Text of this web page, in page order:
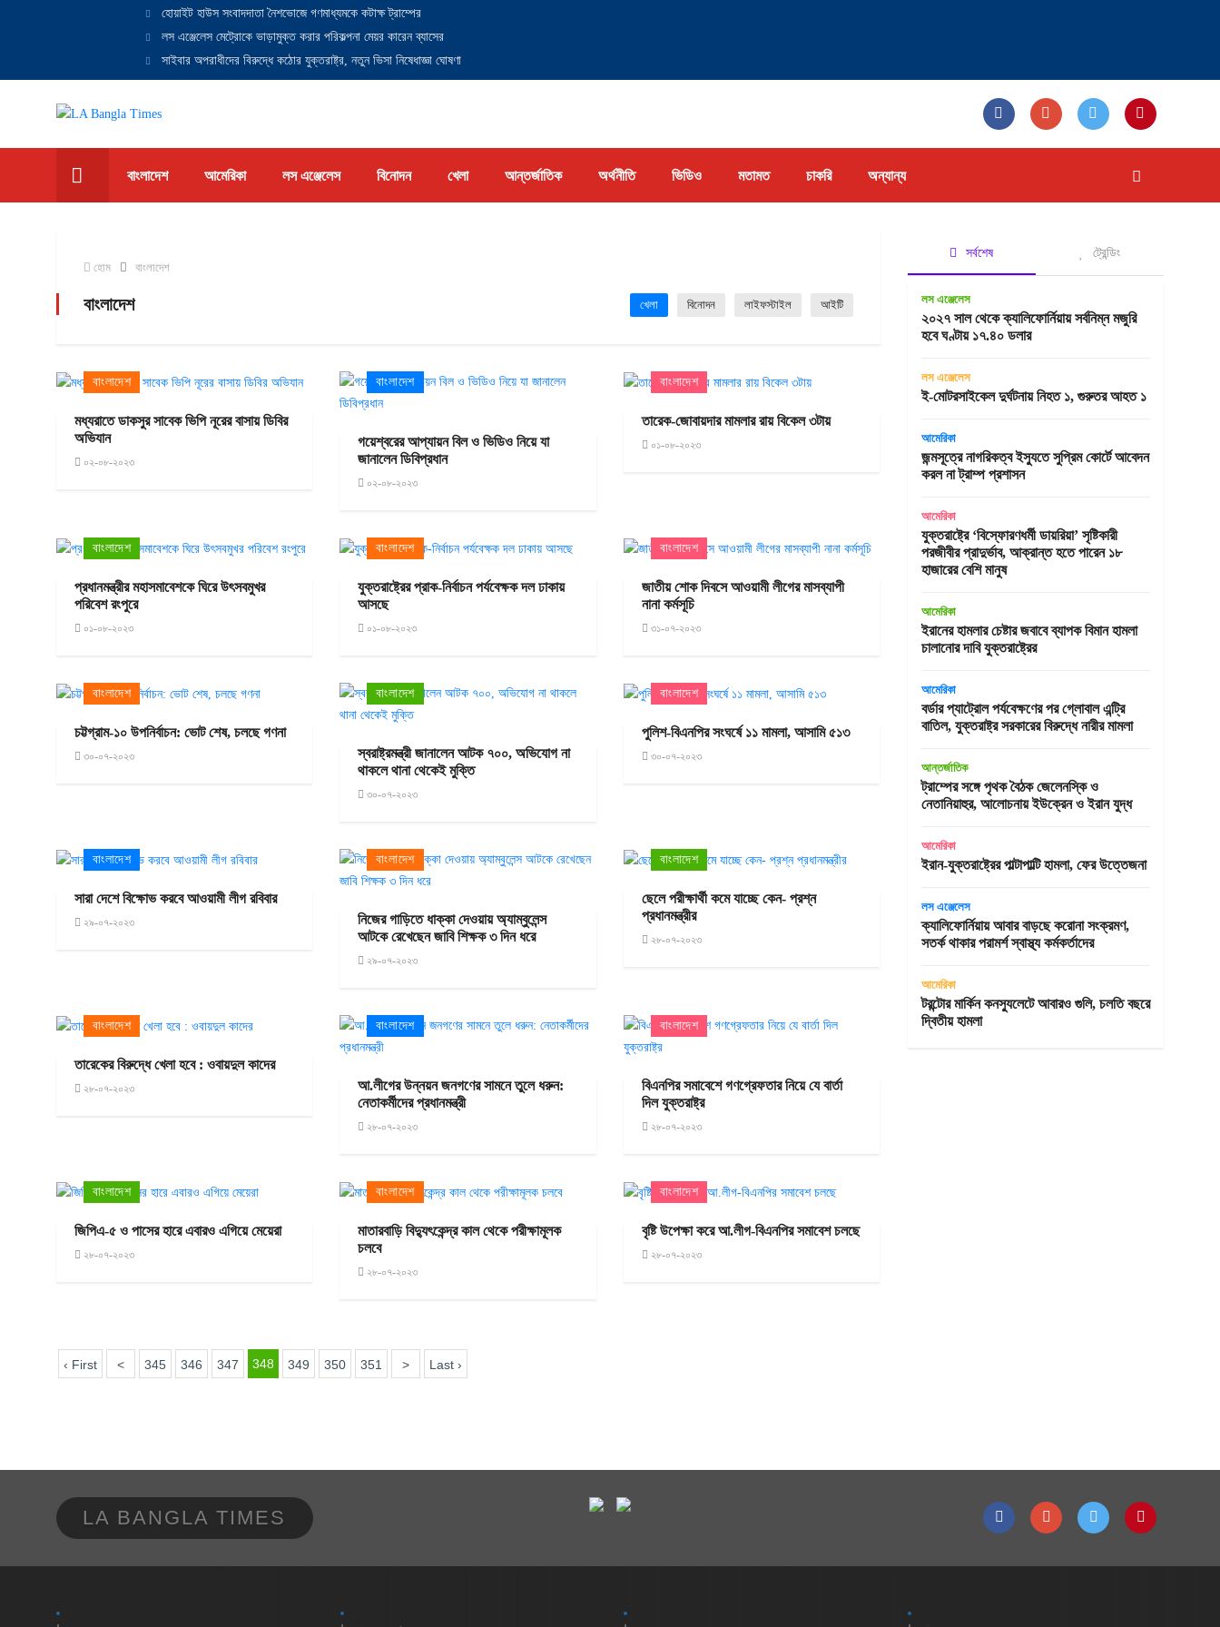
হোয়াইট হাউস সংবাদদাতা নৈশভোজে গণমাধ্যমকে কটাক্ষ ট্রাম্পের
লস এঞ্জেলেস মেট্রোকে ভাড়ামুক্ত করার পরিকল্পনা মেয়র কারেন ব্যাসের
সাইবার অপরাধীদের বিরুদ্ধে কঠোর যুক্তরাষ্ট্র, নতুন ভিসা নিষেধাজ্ঞা ঘোষণা
বাংলাদেশ আমেরিকা লস এঞ্জেলেস বিনোদন খেলা আন্তর্জাতিক অর্থনীতি ভিডিও মতামত চাকরি অন্যান্য
হোম বাংলাদেশ
বাংলাদেশ খেলা বিনোদন লাইফস্টাইল আইটি
বাংলাদেশ
মধ্যরাতে ডাকসুর সাবেক ভিপি নূরের বাসায় ডিবির
অভিযান
০২-০৮-২০২৩
বাংলাদেশ
গয়েশ্বরের আপ্যায়ন বিল ও ভিডিও নিয়ে যা
জানালেন ডিবিপ্রধান
০২-০৮-২০২৩
বাংলাদেশ
তারেক-জোবায়দার মামলার রায় বিকেল ৩টায়
০১-০৮-২০২৩
বাংলাদেশ
প্রধানমন্ত্রীর মহাসমাবেশকে ঘিরে উৎসবমুখর
পরিবেশ রংপুরে
০১-০৮-২০২৩
বাংলাদেশ
যুক্তরাষ্ট্রের প্রাক-নির্বাচন পর্যবেক্ষক দল ঢাকায়
আসছে
০১-০৮-২০২৩
বাংলাদেশ
জাতীয় শোক দিবসে আওয়ামী লীগের মাসব্যাপী
নানা কর্মসূচি
৩১-০৭-২০২৩
বাংলাদেশ
চট্টগ্রাম-১০ উপনির্বাচন: ভোট শেষ, চলছে গণনা
৩০-০৭-২০২৩
বাংলাদেশ
স্বরাষ্ট্রমন্ত্রী জানালেন আটক ৭০০, অভিযোগ না
থাকলে থানা থেকেই মুক্তি
৩০-০৭-২০২৩
বাংলাদেশ
পুলিশ-বিএনপির সংঘর্ষে ১১ মামলা, আসামি ৫১৩
৩০-০৭-২০২৩
বাংলাদেশ
সারা দেশে বিক্ষোভ করবে আওয়ামী লীগ রবিবার
২৯-০৭-২০২৩
বাংলাদেশ
নিজের গাড়িতে ধাক্কা দেওয়ায় অ্যাম্বুলেন্স
আটকে রেখেছেন জাবি শিক্ষক ৩ দিন ধরে
২৯-০৭-২০২৩
বাংলাদেশ
ছেলে পরীক্ষার্থী কমে যাচ্ছে কেন- প্রশ্ন
প্রধানমন্ত্রীর
২৮-০৭-২০২৩
বাংলাদেশ
তারেকের বিরুদ্ধে খেলা হবে : ওবায়দুল কাদের
২৮-০৭-২০২৩
বাংলাদেশ
আ.লীগের উন্নয়ন জনগণের সামনে তুলে ধরুন:
নেতাকর্মীদের প্রধানমন্ত্রী
২৮-০৭-২০২৩
বাংলাদেশ
বিএনপির সমাবেশে গণগ্রেফতার নিয়ে যে বার্তা
দিল যুক্তরাষ্ট্র
২৮-০৭-২০২৩
বাংলাদেশ
জিপিএ-৫ ও পাসের হারে এবারও এগিয়ে মেয়েরা
২৮-০৭-২০২৩
বাংলাদেশ
মাতারবাড়ি বিদ্যুৎকেন্দ্র কাল থেকে পরীক্ষামূলক
চলবে
২৮-০৭-২০২৩
বাংলাদেশ
বৃষ্টি উপেক্ষা করে আ.লীগ-বিএনপির সমাবেশ চলছে
২৮-০৭-২০২৩
‹ First < 345 346 347 348 349 350 351 > Last ›
সর্বশেষ ট্রেন্ডিং
লস এঞ্জেলেস
২০২৭ সাল থেকে ক্যালিফোর্নিয়ায় সর্বনিম্ন মজুরি
হবে ঘণ্টায় ১৭.৪০ ডলার
লস এঞ্জেলেস
ই-মোটরসাইকেল দুর্ঘটনায় নিহত ১, গুরুতর আহত ১
আমেরিকা
জন্মসূত্রে নাগরিকত্ব ইস্যুতে সুপ্রিম কোর্টে আবেদন
করল না ট্রাম্প প্রশাসন
আমেরিকা
যুক্তরাষ্ট্রে ‘বিস্ফোরণধর্মী ডায়রিয়া’ সৃষ্টিকারী
পরজীবীর প্রাদুর্ভাব, আক্রান্ত হতে পারেন ১৮
হাজারের বেশি মানুষ
আমেরিকা
ইরানের হামলার চেষ্টার জবাবে ব্যাপক বিমান হামলা
চালানোর দাবি যুক্তরাষ্ট্রের
আমেরিকা
বর্ডার প্যাট্রোল পর্যবেক্ষণের পর গ্লোবাল এন্ট্রি
বাতিল, যুক্তরাষ্ট্র সরকারের বিরুদ্ধে নারীর মামলা
আন্তর্জাতিক
ট্রাম্পের সঙ্গে পৃথক বৈঠক জেলেনস্কি ও
নেতানিয়াহুর, আলোচনায় ইউক্রেন ও ইরান যুদ্ধ
আমেরিকা
ইরান-যুক্তরাষ্ট্রের পাল্টাপাল্টি হামলা, ফের উত্তেজনা
লস এঞ্জেলেস
ক্যালিফোর্নিয়ায় আবার বাড়ছে করোনা সংক্রমণ,
সতর্ক থাকার পরামর্শ স্বাস্থ্য কর্মকর্তাদের
আমেরিকা
টরন্টোর মার্কিন কনস্যুলেটে আবারও গুলি, চলতি বছরে
দ্বিতীয় হামলা
LA BANGLA TIMES